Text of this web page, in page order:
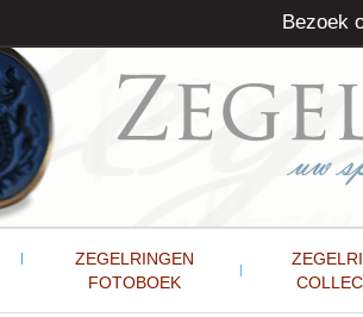
ZEGELRINGEN
FOTOBOEK
Bezoek